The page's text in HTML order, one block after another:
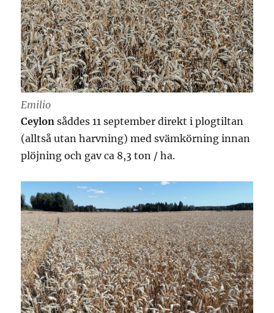
Emilio
Ceylon såddes 11 september direkt i plogtiltan
(alltså utan harvning) med svämkörning innan
plöjning och gav ca 8,3 ton / ha.